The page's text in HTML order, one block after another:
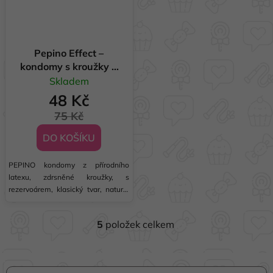
Pepino Effect –
kondomy s kroužky 3
ks
Skladem
48 Kč
75 Kč
DO KOŠÍKU
PEPINO kondomy z přírodního
latexu, zdrsněné kroužky, s
rezervoárem, klasický tvar, natural
O
5 položek celkem